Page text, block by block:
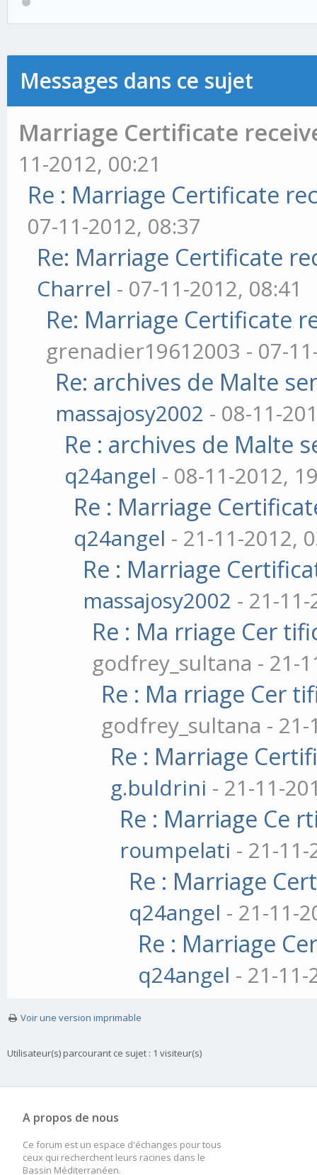
Messages dans ce sujet
Marriage Certificate
11-2012, 00:21
Re : Marriage Certificate
07-11-2012, 08:37
Re: Marriage Certificate
Charrel - 07-11-2012, 08:41
Re: Marriage Certificate
grenadier19612003 - 07-
Re: archives de Malte
massajosy2002 - 08-11-
Re : archives de Malte
q24angel - 08-11-2012,
Re : Marriage
q24angel - 21-11-2012,
Re : Marriage
massajosy2002 - 21-
Re : Ma rriage Cer
godfrey_sultana - 21-
Re : Ma rriage Cer
godfrey_sultana - 21-
Re : Marriage
g.buldrini - 21-11-
Re : Marriage Ce
roumpelati - 21-
Re : Marriage
q24angel - 21-11-
Re : Marriage
q24angel - 21-
Voir une version imprimable
Utilisateur(s) parcourant ce sujet : 1 visiteur(s)
A propos de nous
Ce forum est un espace d'échanges pour tous
ceux qui recherchent leurs racines dans le
Bassin Méditerranéen.